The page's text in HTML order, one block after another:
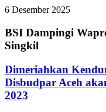
6 Desember 2025
BSI Dampingi
Singkil
Dimeriahkan
Disbudpar Aceh
2023